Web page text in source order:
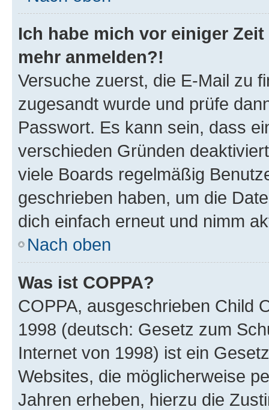
Ich habe mich vor einiger
mehr anmelden?!
Versuche zuerst, die E-Mail zu
zugesandt wurde und prüfe
Passwort. Es kann sein, dass
verschieden Gründen
viele Boards regelmäßig
geschrieben haben, um die
dich einfach erneut und nimm
Nach oben
Was ist COPPA?
COPPA, ausgeschrieben Child
1998 (deutsch: Gesetz zum
Internet von 1998) ist ein
Websites, die möglicherweise
Jahren erheben, hierzu die